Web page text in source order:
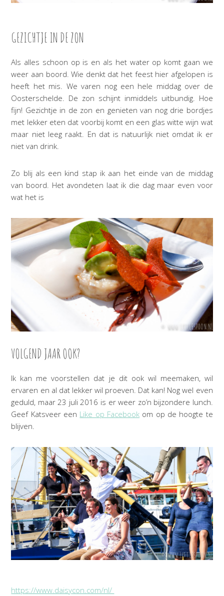
GEZICHTJE IN DE ZON
Als alles schoon op is en als het water op komt gaan we
weer aan boord. Wie denkt dat het feest hier afgelopen is
heeft het mis. We varen nog een hele middag over de
Oosterschelde. De zon schijnt inmiddels uitbundig. Hoe
fijn! Gezichtje in de zon en genieten van nog drie bordjes
met lekker eten dat voorbij komt en een glas witte wijn wat
maar niet leeg raakt. En dat is natuurlijk niet omdat ik er
niet van drink.
Zo blij als een kind stap ik aan het einde van de middag
van boord. Het avondeten laat ik die dag maar even voor
wat het is
VOLGEND JAAR OOK?
Ik kan me voorstellen dat je dit ook wil meemaken, wil
ervaren en al dat lekker wil proeven. Dat kan! Nog wel even
geduld, maar 23 juli 2016 is er weer zo’n bijzondere lunch.
Geef Katsveer een Like op Facebook om op de hoogte te
blijven.
https://www.daisycon.com/nl/